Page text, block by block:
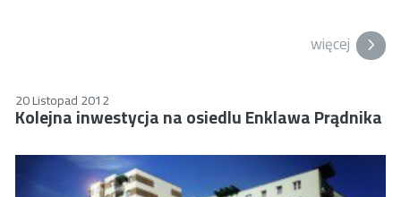
więcej
20 Listopad 2012
Kolejna inwestycja na osiedlu Enklawa Prądnika